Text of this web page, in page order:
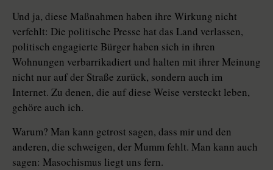
Und ja, diese Maßnahmen haben ihre Wirkung nicht
verfehlt: Die politische Presse hat das Land verlassen,
politisch engagierte Bürger haben sich in ihren
Wohnungen verbarrikadiert und halten mit ihrer Meinung
nicht nur auf der Straße zurück, sondern auch im
Internet. Zu denen, die auf diese Weise versteckt leben,
gehöre auch ich.
Warum? Man kann getrost sagen, dass mir und den
anderen, die schweigen, der Mumm fehlt. Man kann auch
sagen: Masochismus liegt uns fern.